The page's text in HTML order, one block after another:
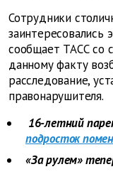
Сотрудники
заинтересовались
сообщает ТАСС со
данному факту
расследование,
правонарушителя.
16-летний
подросток
«За рулем»